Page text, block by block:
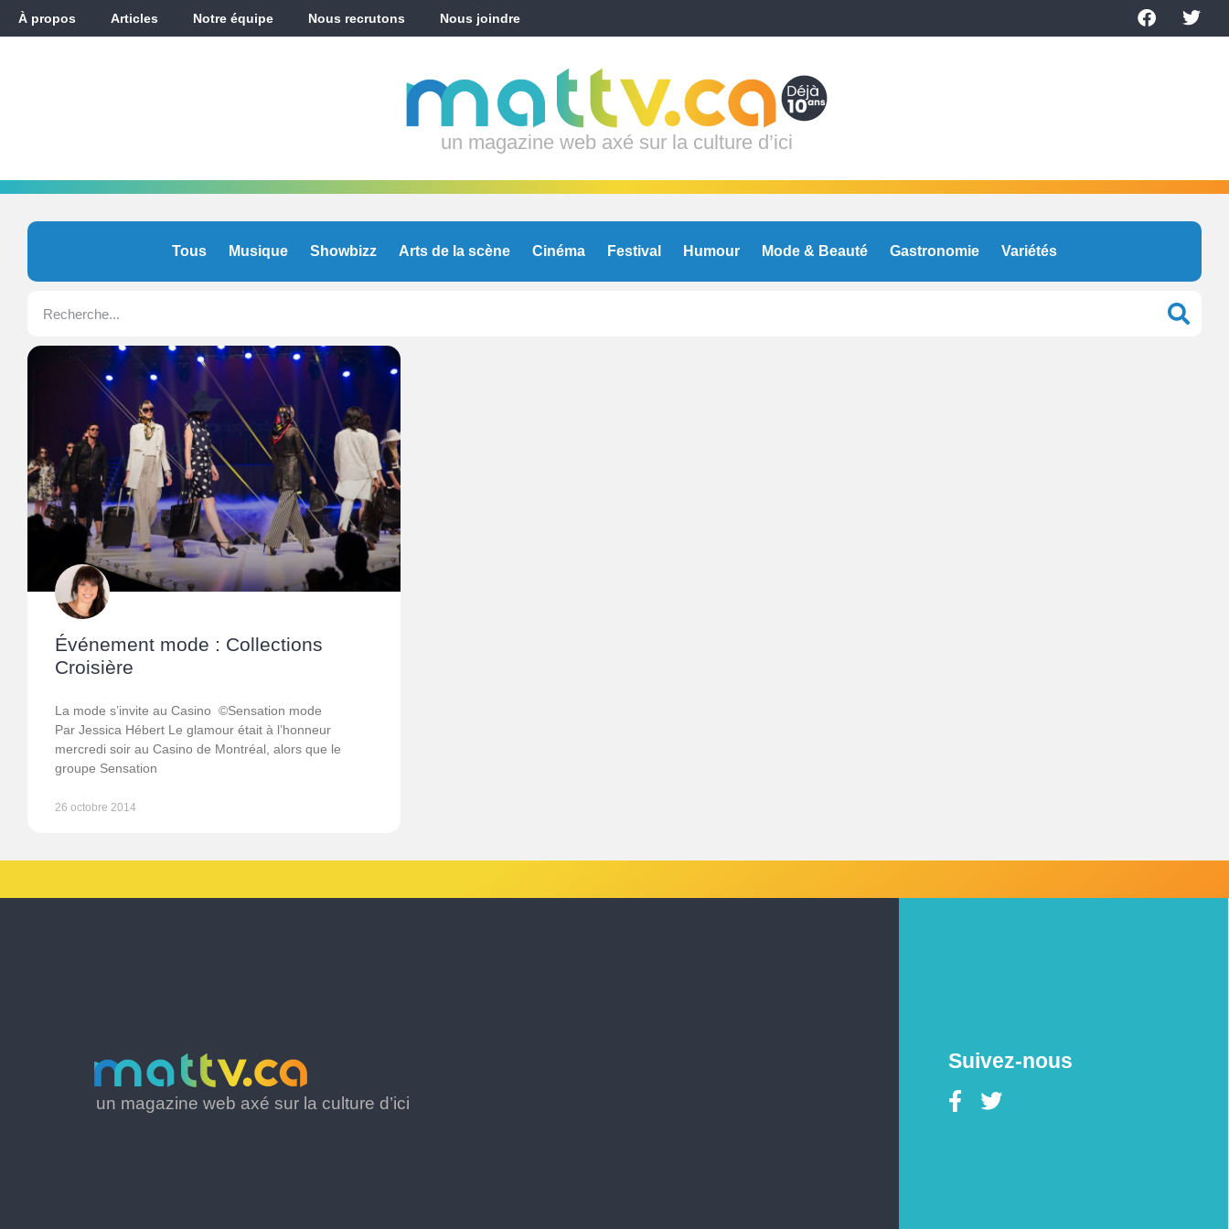
À propos Articles Notre équipe Nous recrutons Nous joindre
un magazine web axé sur la culture d’ici
Tous Musique Showbizz Arts de la scène Cinéma Festival Humour Mode & Beauté Gastronomie Variétés
Événement mode : Collections
Croisière
La mode s’invite au Casino ©Sensation mode
Par Jessica Hébert Le glamour était à l’honneur
mercredi soir au Casino de Montréal, alors que le
groupe Sensation
26 octobre 2014
un magazine web axé sur la culture d’ici
Suivez-nous